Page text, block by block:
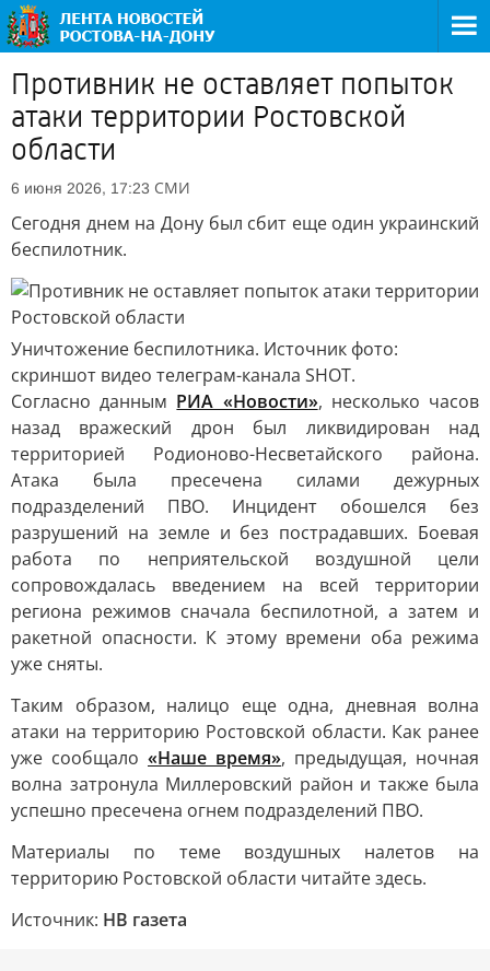
Противник не оставляет попыток
атаки территории Ростовской
области
6 июня 2026, 17:23 СМИ
Сегодня днем на Дону был сбит еще один украинский
беспилотник.
Уничтожение беспилотника. Источник фото:
скриншот видео телеграм-канала SHOT.
Согласно данным РИА «Новости», несколько часов
назад вражеский дрон был ликвидирован над
территорией Родионово-Несветайского района.
Атака была пресечена силами дежурных
подразделений ПВО. Инцидент обошелся без
разрушений на земле и без пострадавших. Боевая
работа по неприятельской воздушной цели
сопровождалась введением на всей территории
региона режимов сначала беспилотной, а затем и
ракетной опасности. К этому времени оба режима
уже сняты.
Таким образом, налицо еще одна, дневная волна
атаки на территорию Ростовской области. Как ранее
уже сообщало «Наше время», предыдущая, ночная
волна затронула Миллеровский район и также была
успешно пресечена огнем подразделений ПВО.
Материалы по теме воздушных налетов на
территорию Ростовской области читайте здесь.
Источник: НВ газета